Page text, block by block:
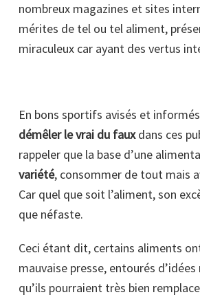
nombreux magazines et sites
mérites de tel ou tel aliment,
miraculeux car ayant des vertus
En bons sportifs avisés et
démêler le vrai du fauxdans ces
rappeler que la base d’une
variété, consommer de tout mais
Car quel que soit l’aliment, son
que néfaste.
Ceci étant dit, certains aliments
mauvaise presse, entourés
qu’ils pourraient très bien